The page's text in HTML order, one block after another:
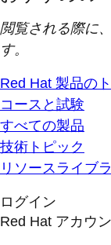
閲覧される際に
す。
Red Hat 製品の
コースと試験
すべての製品
技術トピック
リソースライブ
ログイン
Red Hat アカウ